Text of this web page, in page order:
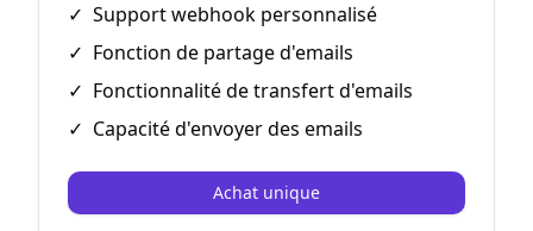
✓ Support webhook personnalisé
✓ Fonction de partage d'emails
✓ Fonctionnalité de transfert d'emails
✓ Capacité d'envoyer des emails
Achat unique